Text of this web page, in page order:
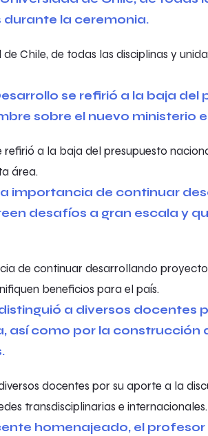
Chile, de todas las disciplinas y
a la baja del presupuesto
área.
de continuar desarrollando
beneficios para el país.
docentes por su aporte a la
transdisciplinarias e internacionales.